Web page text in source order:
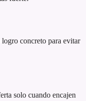
concreto para evitar
solo cuando encajen